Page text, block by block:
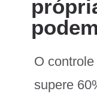
O
supere